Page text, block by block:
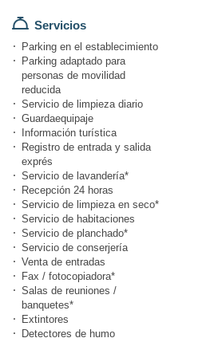
Servicios
Parking en el establecimiento
Parking adaptado para
personas de movilidad
reducida
Servicio de limpieza diario
Guardaequipaje
Información turística
Registro de entrada y salida
exprés
Servicio de lavandería*
Recepción 24 horas
Servicio de limpieza en seco*
Servicio de habitaciones
Servicio de planchado*
Servicio de conserjería
Venta de entradas
Fax / fotocopiadora*
Salas de reuniones /
banquetes*
Extintores
Detectores de humo